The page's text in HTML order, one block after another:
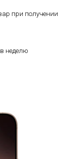
при получении
неделю